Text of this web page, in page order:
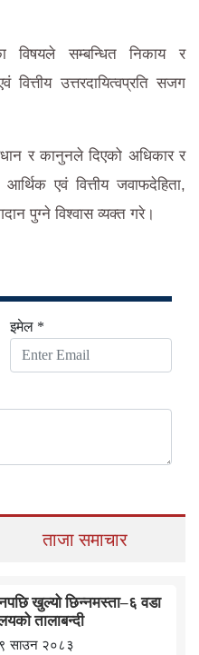
विषयले सम्बन्धित निकाय र
वित्तीय उत्तरदायित्वप्रति सजग
र कानुनले दिएको अधिकार र
आर्थिक एवं वित्तीय जवाफदेहिता,
पुग्ने विश्वास व्यक्त गरे।
इमेल *
ताजा समाचार
खुल्यो छिन्नमस्ता–६ वडा
तालाबन्दी
साउन २०८३